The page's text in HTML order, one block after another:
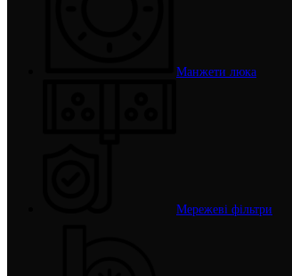
Манжети люка
Мережеві фільтри